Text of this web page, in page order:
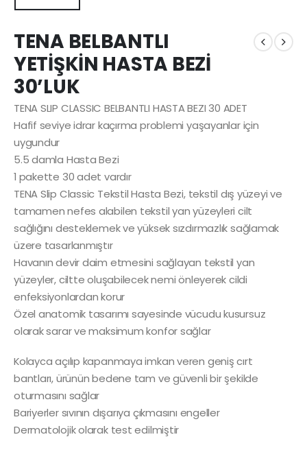
TENA BELBANTLI
YETİŞKİN HASTA BEZİ
30’LUK
TENA SLIP CLASSIC BELBANTLI HASTA BEZI 30 ADET
Hafif seviye idrar kaçırma problemi yaşayanlar için
uygundur
5.5 damla Hasta Bezi
1 pakette 30 adet vardır
TENA Slip Classic Tekstil Hasta Bezi, tekstil dış yüzeyi ve
tamamen nefes alabilen tekstil yan yüzeyleri cilt
sağlığını desteklemek ve yüksek sızdırmazlık sağlamak
üzere tasarlanmıştır
Havanın devir daim etmesini sağlayan tekstil yan
yüzeyler, ciltte oluşabilecek nemi önleyerek cildi
enfeksiyonlardan korur
Özel anatomik tasarımı sayesinde vücudu kusursuz
olarak sarar ve maksimum konfor sağlar
Kolayca açılıp kapanmaya imkan veren geniş cırt
bantları, ürünün bedene tam ve güvenli bir şekilde
oturmasını sağlar
Bariyerler sıvının dışarıya çıkmasını engeller
Dermatolojik olarak test edilmiştir